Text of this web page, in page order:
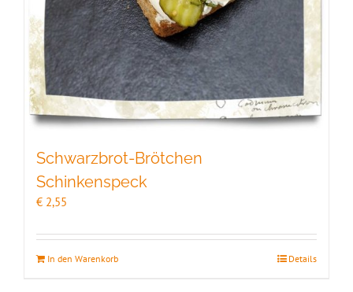
Schwarzbrot-Brötchen
Schinkenspeck
€ 2,55
In den Warenkorb Details